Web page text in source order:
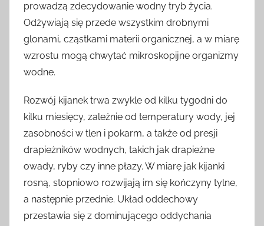
prowadzą zdecydowanie wodny tryb życia.
Odżywiają się przede wszystkim drobnymi
glonami, cząstkami materii organicznej, a w miarę
wzrostu mogą chwytać mikroskopijne organizmy
wodne.
Rozwój kijanek trwa zwykle od kilku tygodni do
kilku miesięcy, zależnie od temperatury wody, jej
zasobności w tlen i pokarm, a także od presji
drapieżników wodnych, takich jak drapieżne
owady, ryby czy inne płazy. W miarę jak kijanki
rosną, stopniowo rozwijają im się kończyny tylne,
a następnie przednie. Układ oddechowy
przestawia się z dominującego oddychania